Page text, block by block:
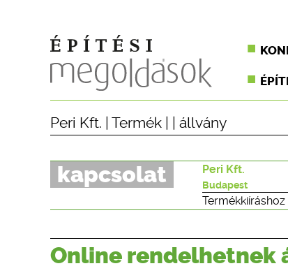
Peri Kft. Termék állvány
kapcsolat Peri Kft.
Budapest
Online rendelhetnek